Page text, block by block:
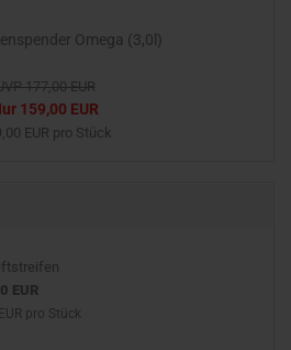
Omega (3,0l)
177,00 EUR
159,00 EUR
EUR pro Stück
EUR
pro Stück